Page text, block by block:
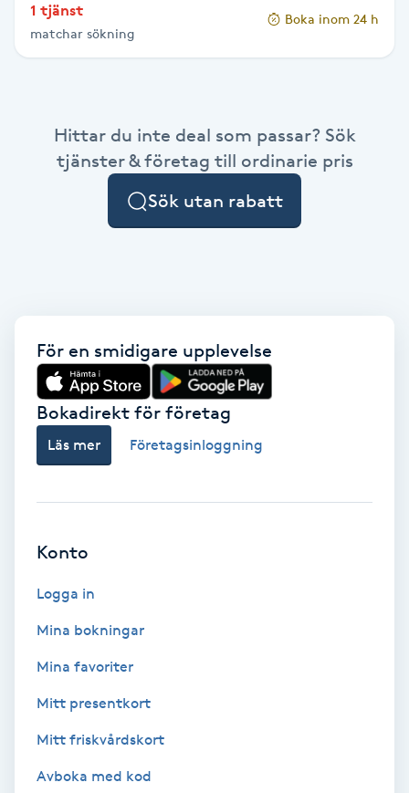
Fransborttagning
Fransförlängning
Fransförlängning Megavolym
Fransförlängning Volym
Frekvensterapi
Friskvård
Funktionsanalys
1 tjänst
matchar sökning
Boka inom 24 h
Hittar du inte deal som passar? Sök
tjänster & företag till ordinarie pris
Sök utan rabatt
För en smidigare upplevelse
Bokadirekt för företag
Läs mer Företagsinloggning
Konto
Logga in
Mina bokningar
Mina favoriter
Mitt presentkort
Mitt friskvårdskort
Avboka med kod